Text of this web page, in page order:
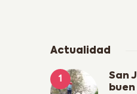
Actualidad
San
buen